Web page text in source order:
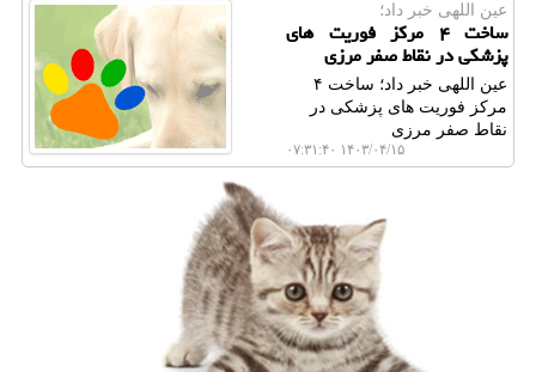
عین اللهی خبر داد؛
ساخت ۴ مرکز فوریت های
پزشکی در نقاط صفر مرزی
عین اللهی خبر داد؛ ساخت ۴
مرکز فوریت های پزشکی در
نقاط صفر مرزی
۱۴۰۳/۰۴/۱۵ ۰۷:۳۱:۴۰